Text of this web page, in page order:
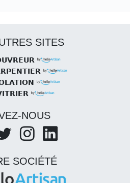
SITES
NOUS
SOCIÉTÉ